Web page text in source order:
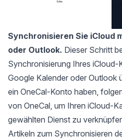
Synchronisieren Sie iCloud
oder Outlook. Dieser Schritt
Synchronisierung Ihres iCloud-
Google Kalender oder Outlook
ein OneCal-Konto haben,
von OneCal, um Ihren iCloud-
gewählten Dienst zu
Artikeln zum Synchronisieren